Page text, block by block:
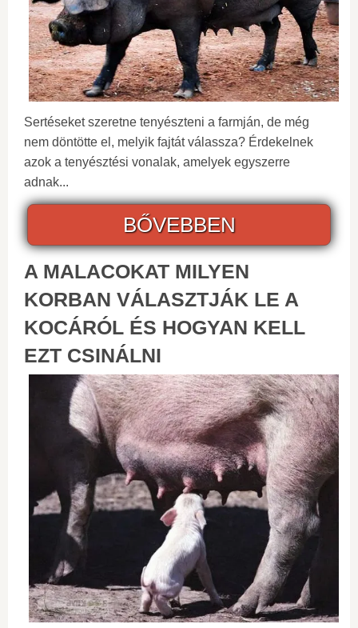
Sertéseket szeretne tenyészteni a farmján, de még
nem döntötte el, melyik fajtát válassza? Érdekelnek
azok a tenyésztési vonalak, amelyek egyszerre
adnak...
BŐVEBBEN
A MALACOKAT MILYEN
KORBAN VÁLASZTJÁK LE A
KOCÁRÓL ÉS HOGYAN KELL
EZT CSINÁLNI